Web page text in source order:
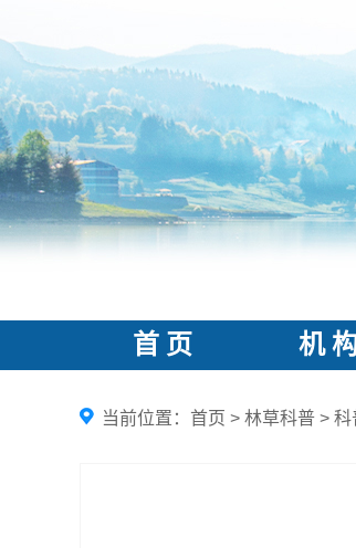
首 页 机
当前位置： 首页 > 林草科普 > 科